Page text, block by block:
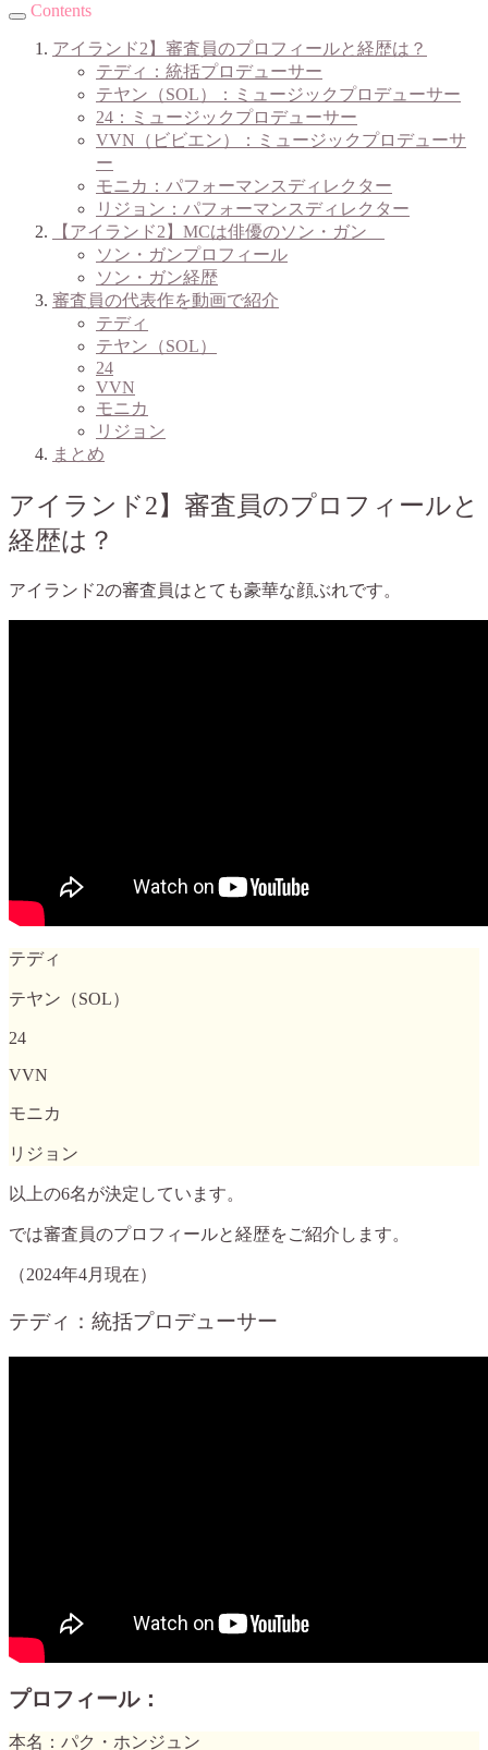
Contents
アイランド2】審査員のプロフィールと経歴は？
テディ：統括プロデューサー
テヤン（SOL）：ミュージックプロデューサー
24：ミュージックプロデューサー
VVN（ビビエン）：ミュージックプロデューサ
ー
モニカ：パフォーマンスディレクター
リジョン：パフォーマンスディレクター
【アイランド2】MCは俳優のソン・ガン
ソン・ガンプロフィール
ソン・ガン経歴
審査員の代表作を動画で紹介
テディ
テヤン（SOL）
24
VVN
モニカ
リジョン
まとめ
アイランド2】審査員のプロフィールと
経歴は？
アイランド2の審査員はとても豪華な顔ぶれです。
テディ
テヤン（SOL）
24
VVN
モニカ
リジョン
以上の6名が決定しています。
では審査員のプロフィールと経歴をご紹介します。
（2024年4月現在）
テディ：統括プロデューサー
プロフィール：
本名：パク・ホンジュン